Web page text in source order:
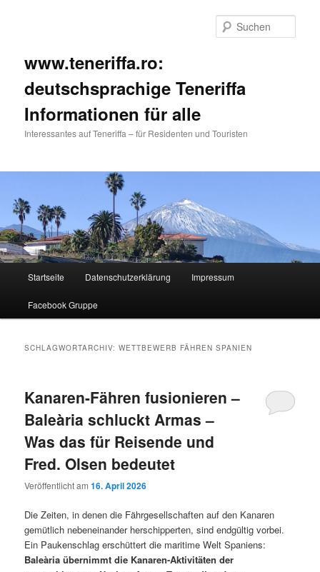
www.teneriffa.ro:
deutschsprachige Teneriffa
Informationen für alle
Interessantes auf Teneriffa – für Residenten und Touristen
Zum
primären
Zum
sekundären
Startseite Datenschutzerklärung Impressum
Facebook Gruppe
SCHLAGWORTARCHIV:WETTBEWERB FÄHREN SPANIEN
Kanaren-Fähren fusionieren –
Baleària schluckt Armas –
Was das für Reisende und
Fred. Olsen bedeutet
Veröffentlicht am16. April 2026
Die Zeiten, in denen die Fährgesellschaften auf den Kanaren
gemütlich nebeneinander herschipperten, sind endgültig vorbei.
Ein Paukenschlag erschüttert die maritime Welt Spaniens:
Baleària übernimmt die Kanaren-Aktivitäten der